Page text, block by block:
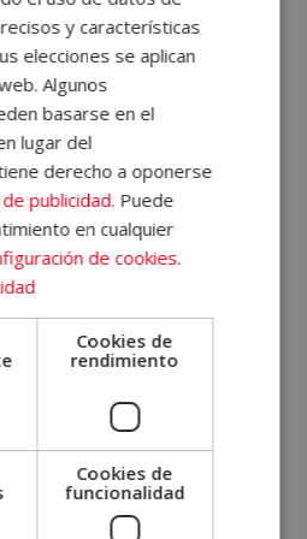
salud permiten ofrecer una
técnico veterinario
por la prevención
en la veterinaria como eje
clínica. Se pasa de un modelo
la prioridad espreservar el
complicaciones.
y características
elecciones se aplican
Algunos
basarse en el
lugar del
derecho a oponerse
publicidad. Puede
en cualquier
de cookies.
Cookies de
rendimiento
Cookies de
funcionalidad